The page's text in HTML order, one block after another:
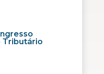
Tributário